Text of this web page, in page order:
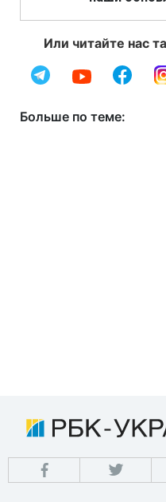
Или читайте нас
Больше по теме: